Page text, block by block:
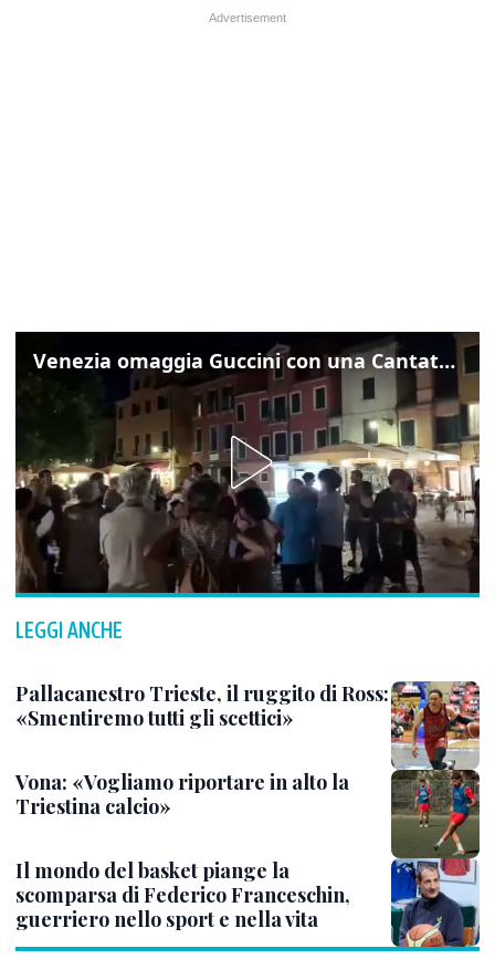
Venezia omaggia Guccini con una Cantata Anarchica in campo Santa Margherita
LEGGI ANCHE
Pallacanestro Trieste, il ruggito di Ross:
«Smentiremo tutti gli scettici»
Vona: «Vogliamo riportare in alto la
Triestina calcio»
Il mondo del basket piange la
scomparsa di Federico Franceschin,
guerriero nello sport e nella vita